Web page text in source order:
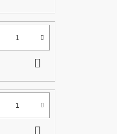
KOŠÍKU
KOŠÍKU